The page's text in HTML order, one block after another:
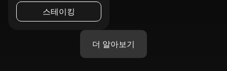
스테이킹
더 알아보기